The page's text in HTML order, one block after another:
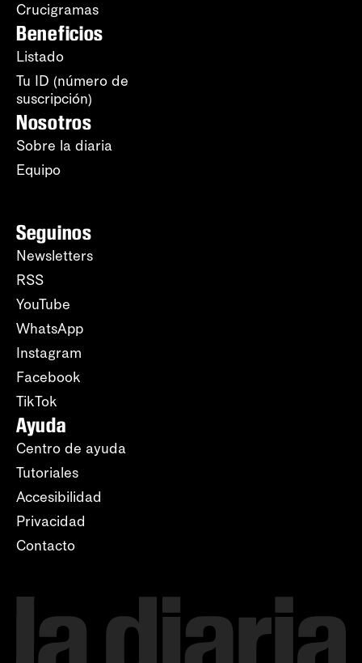
Crucigramas
Beneficios
Listado
Tu ID (número de
suscripción)
Nosotros
Sobre la diaria
Equipo
Seguinos
Newsletters
RSS
YouTube
WhatsApp
Instagram
Facebook
TikTok
Ayuda
Centro de ayuda
Tutoriales
Accesibilidad
Privacidad
Contacto